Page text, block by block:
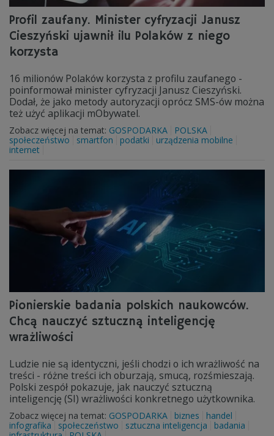
Profil zaufany. Minister cyfryzacji Janusz
Cieszyński ujawnił ilu Polaków z niego
korzysta
16 milionów Polaków korzysta z profilu zaufanego -
poinformował minister cyfryzacji Janusz Cieszyński.
Dodał, że jako metody autoryzacji oprócz SMS-ów można
też użyć aplikacji mObywatel.
Zobacz więcej na temat: GOSPODARKA
POLSKA
społeczeństwo
smartfon podatki
urządzenia mobilne
internet
Pionierskie badania polskich naukowców.
Chcą nauczyć sztuczną inteligencję
wrażliwości
Ludzie nie są identyczni, jeśli chodzi o ich wrażliwość na
treści - różne treści ich oburzają, smucą, rozśmieszają.
Polski zespół pokazuje, jak nauczyć sztuczną
inteligencję (SI) wrażliwości konkretnego użytkownika.
Zobacz więcej na temat: GOSPODARKA biznes
handel
infografika
społeczeństwo sztuczna inteligencja
badania